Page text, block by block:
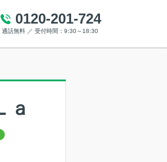
0120-201-724
通話無料 ／ 受付時間：9:30～18:30
ａ